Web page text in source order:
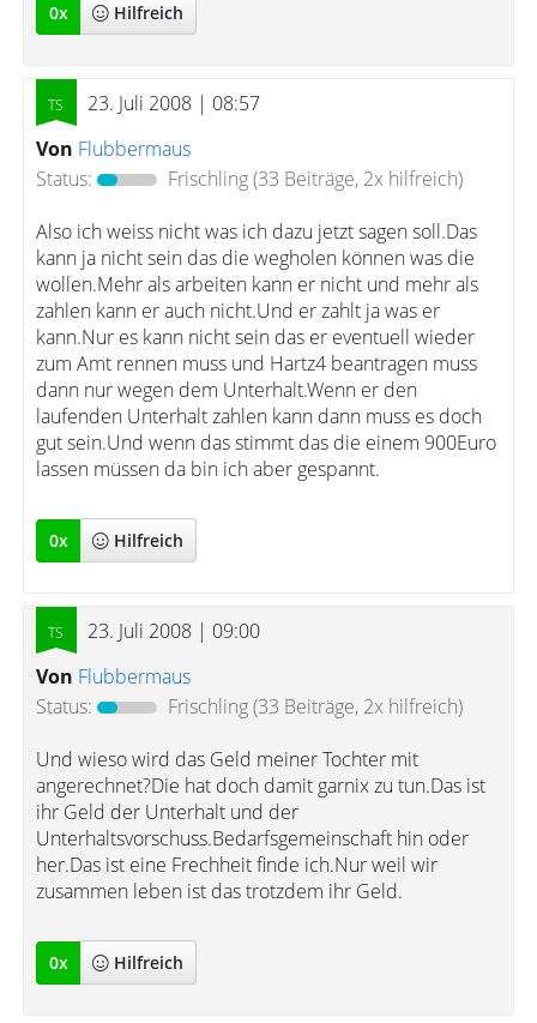
0x Hilfreich
23. Juli 2008 | 08:57
Von Flubbermaus
Status:
Frischling(33 Beiträge, 2x hilfreich)
Also ich weiss nicht was ich dazu jetzt sagen soll.Das
kann ja nicht sein das die wegholen können was die
wollen.Mehr als arbeiten kann er nicht und mehr als
zahlen kann er auch nicht.Und er zahlt ja was er
kann.Nur es kann nicht sein das er eventuell wieder
zum Amt rennen muss und Hartz4 beantragen muss
dann nur wegen dem Unterhalt.Wenn er den
laufenden Unterhalt zahlen kann dann muss es doch
gut sein.Und wenn das stimmt das die einem 900Euro
lassen müssen da bin ich aber gespannt.
0x Hilfreich
23. Juli 2008 | 09:00
Von Flubbermaus
Status:
Frischling(33 Beiträge, 2x hilfreich)
Und wieso wird das Geld meiner Tochter mit
angerechnet?Die hat doch damit garnix zu tun.Das ist
ihr Geld der Unterhalt und der
Unterhaltsvorschuss.Bedarfsgemeinschaft hin oder
her.Das ist eine Frechheit finde ich.Nur weil wir
zusammen leben ist das trotzdem ihr Geld.
0x Hilfreich